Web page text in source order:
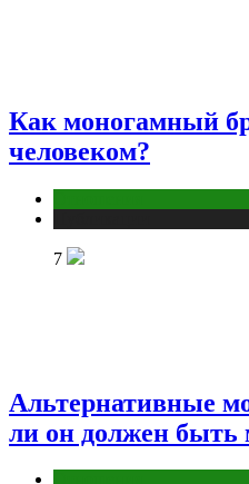
Как моногамный
человеком?
7
Альтернативные
ли он должен